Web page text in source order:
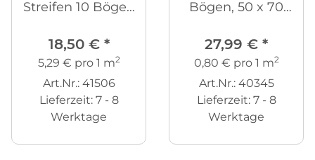
Streifen 10 Bögen
18,50 € *
5,29 € pro 1 m2
Art.Nr.: 41506
Lieferzeit: 7 - 8
Werktage
Bögen, 50 x 70
27,99 € *
0,80 € pro 1 m2
Art.Nr.: 40345
Lieferzeit: 7 - 8
Werktage